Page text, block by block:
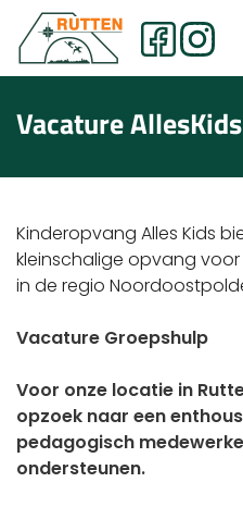
Vacature AllesKids
Kinderopvang Alles Kids
kleinschalige opvang
in de regio
Vacature Groepshulp
Voor onze locatie in
opzoek naar een
pedagogisch
ondersteunen.